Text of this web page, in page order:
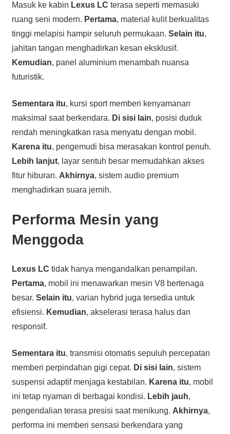
Masuk ke kabin Lexus LC terasa seperti memasuki
ruang seni modern. Pertama, material kulit berkualitas
tinggi melapisi hampir seluruh permukaan. Selain itu,
jahitan tangan menghadirkan kesan eksklusif.
Kemudian, panel aluminium menambah nuansa
futuristik.
Sementara itu, kursi sport memberi kenyamanan
maksimal saat berkendara. Di sisi lain, posisi duduk
rendah meningkatkan rasa menyatu dengan mobil.
Karena itu, pengemudi bisa merasakan kontrol penuh.
Lebih lanjut, layar sentuh besar memudahkan akses
fitur hiburan. Akhirnya, sistem audio premium
menghadirkan suara jernih.
Performa Mesin yang
Menggoda
Lexus LC tidak hanya mengandalkan penampilan.
Pertama, mobil ini menawarkan mesin V8 bertenaga
besar. Selain itu, varian hybrid juga tersedia untuk
efisiensi. Kemudian, akselerasi terasa halus dan
responsif.
Sementara itu, transmisi otomatis sepuluh percepatan
memberi perpindahan gigi cepat. Di sisi lain, sistem
suspensi adaptif menjaga kestabilan. Karena itu, mobil
ini tetap nyaman di berbagai kondisi. Lebih jauh,
pengendalian terasa presisi saat menikung. Akhirnya,
performa ini memberi sensasi berkendara yang